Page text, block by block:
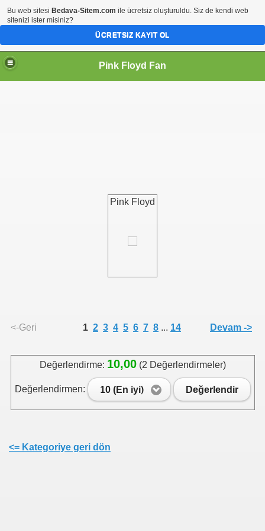
Pink Floyd Fan
Pink Floyd
<-Geri 1 2 3 4 5 6 7 8 ... 14 Devam ->
Değerlendirme: 10,00(2 Değerlendirmeler)
Değerlendirmen: 10 (En iyi) Değerlendir
<= Kategoriye geri dön
Bu web sitesi Bedava-Sitem.com ile ücretsiz oluşturuldu. Siz de kendi web
sitenizi ister misiniz?
ÜCRETSIZ KAYIT OL